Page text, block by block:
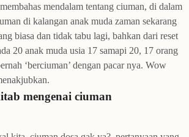
mendalam tentang ciuman, di dalam
di kalangan anak muda zaman sekarang
biasa dan tidak tabu lagi, bahkan dari reset
20 anak muda usia 17 samapi 20, 17 orang
‘berciuman’ dengan pacar nya. Wow
mengenai ciuman